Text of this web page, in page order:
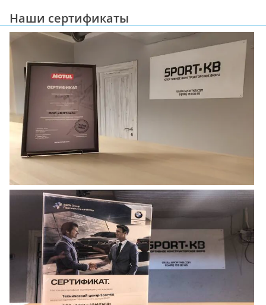
Наши сертификаты